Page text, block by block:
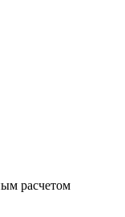
расчетом